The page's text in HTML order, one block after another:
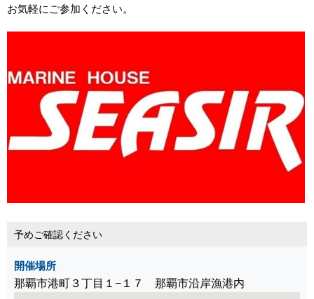
お気軽にご参加ください。
予めご確認ください
開催場所
那覇市港町３丁目１−１７ 那覇市沿岸漁港内